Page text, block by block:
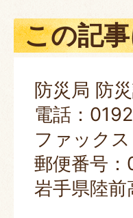
この記
防災局 防
電話：
ファック
郵便番号
岩手県陸